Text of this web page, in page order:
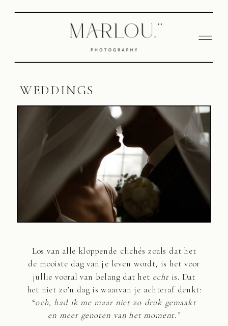
WEDDINGS
Los van alle kloppende clichés zoals dat het
de mooiste dag van je leven wordt, is het voor
jullie vooral van belang dat het echtis. Dat
het niet zo’n dag is waarvan je achteraf denkt:
“och, had ik me maar niet zo druk gemaakt
en meer genoten van het moment.”